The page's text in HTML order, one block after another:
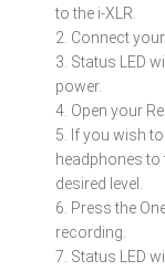
to the i-XLR.
2. Connect
3. Status LED
power.
4. Open your
5. If you wish
headphones to
desired level.
6. Press the
recording.
7. Status LED